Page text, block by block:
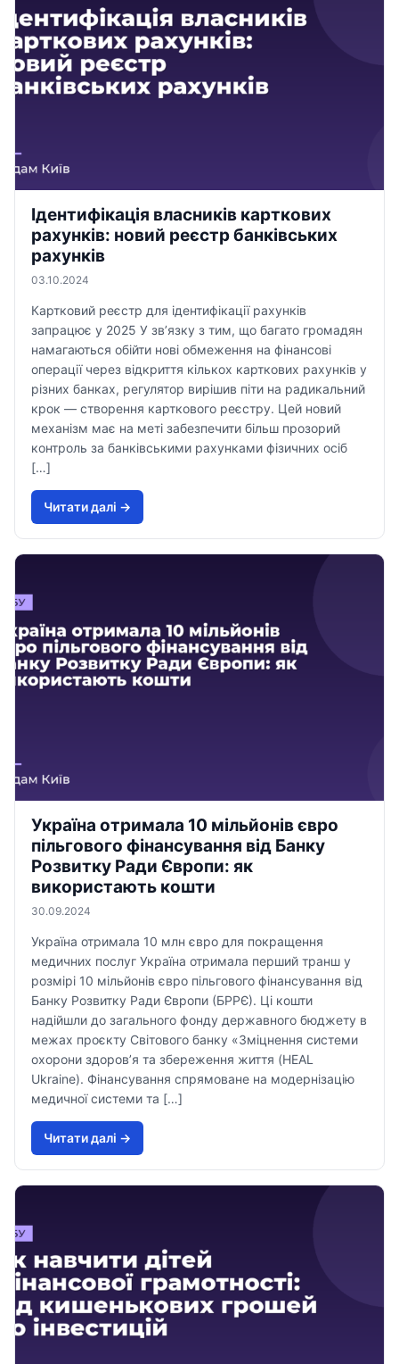
Ідентифікація власників карткових
рахунків: новий реєстр банківських
рахунків
03.10.2024
Картковий реєстр для ідентифікації рахунків
запрацює у 2025 У зв’язку з тим, що багато громадян
намагаються обійти нові обмеження на фінансові
операції через відкриття кількох карткових рахунків у
різних банках, регулятор вирішив піти на радикальний
крок — створення карткового реєстру. Цей новий
механізм має на меті забезпечити більш прозорий
контроль за банківськими рахунками фізичних осіб
[…]
Читати далi →
Україна отримала 10 мільйонів євро
пільгового фінансування від Банку
Розвитку Ради Європи: як
використають кошти
30.09.2024
Україна отримала 10 млн євро для покращення
медичних послуг Україна отримала перший транш у
розмірі 10 мільйонів євро пільгового фінансування від
Банку Розвитку Ради Європи (БРРЄ). Ці кошти
надійшли до загального фонду державного бюджету в
межах проєкту Світового банку «Зміцнення системи
охорони здоров’я та збереження життя (HEAL
Ukraine). Фінансування спрямоване на модернізацію
медичної системи та […]
Читати далi →